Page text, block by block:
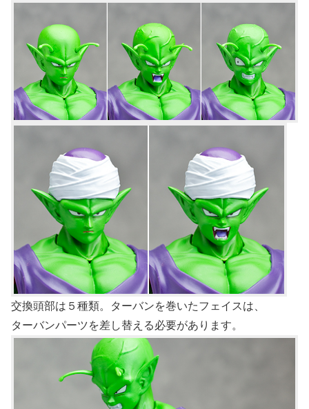
交換頭部は５種類。ターバンを巻いたフェイスは、
ターバンパーツを差し替える必要があります。